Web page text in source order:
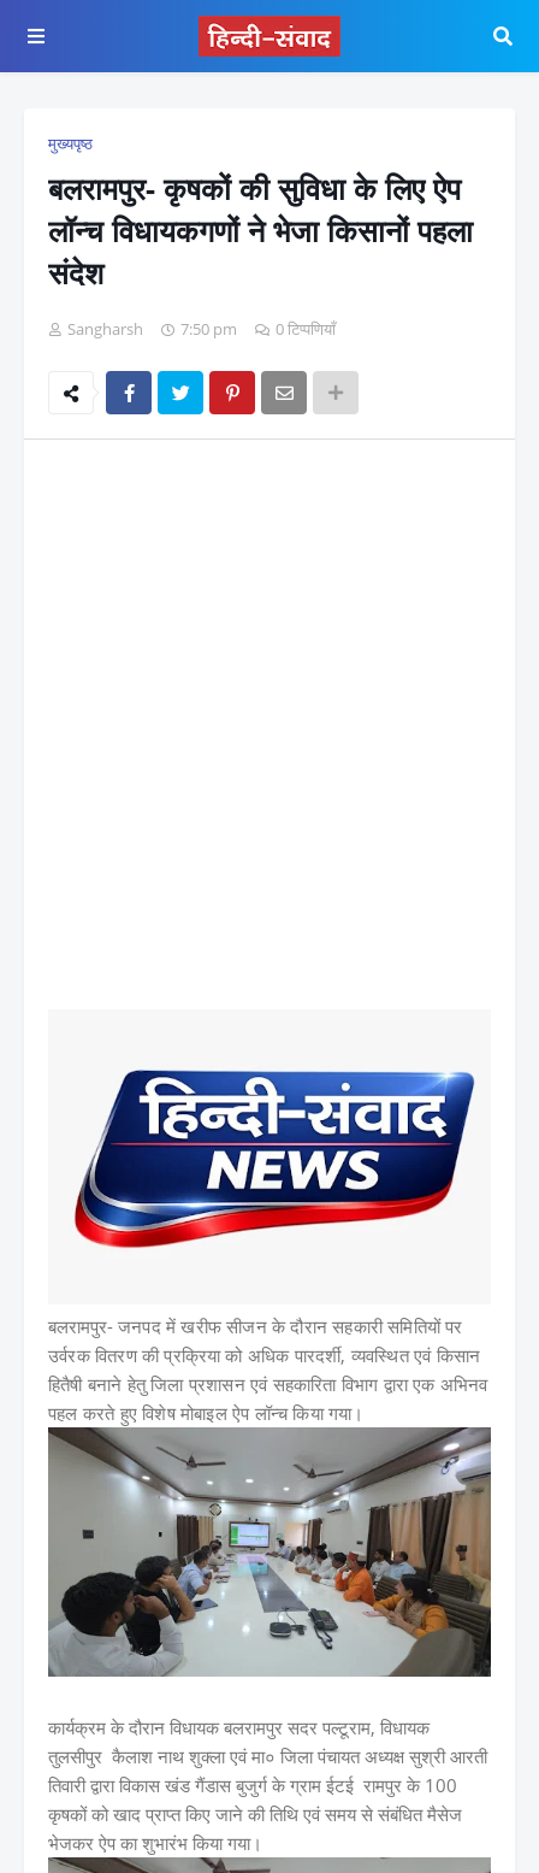
मुख्यपृष्ठ
बलरामपुर- कृषकों की सुविधा के लिए ऐप
लॉन्च विधायकगणों ने भेजा किसानों पहला
संदेश
Sangharsh 7:50 pm 0 टिप्पणियाँ
बलरामपुर- जनपद में खरीफ सीजन के दौरान सहकारी समितियों पर
उर्वरक वितरण की प्रक्रिया को अधिक पारदर्शी, व्यवस्थित एवं किसान
हितैषी बनाने हेतु जिला प्रशासन एवं सहकारिता विभाग द्वारा एक अभिनव
पहल करते हुए विशेष मोबाइल ऐप लॉन्च किया गया।
कार्यक्रम के दौरान विधायक बलरामपुर सदर पल्टूराम, विधायक
तुलसीपुर कैलाश नाथ शुक्ला एवं मा० जिला पंचायत अध्यक्ष सुश्री आरती
तिवारी द्वारा विकास खंड गैंडास बुजुर्ग के ग्राम ईटई रामपुर के 100
कृषकों को खाद प्राप्त किए जाने की तिथि एवं समय से संबंधित मैसेज
भेजकर ऐप का शुभारंभ किया गया।